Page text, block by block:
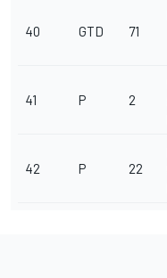
40 GTD 71
41 P 2
42 P 22